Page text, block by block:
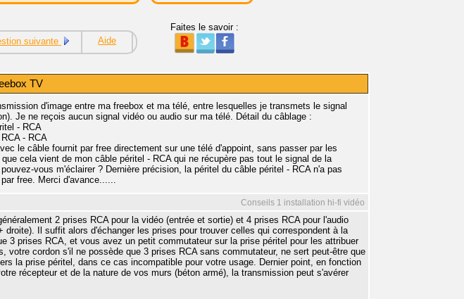
suivante Aide
Faites le savoir :
TV
d'image entre ma freebox et ma télé, entre lesquelles je transmets le signal
Je ne reçois aucun signal vidéo ou audio sur ma télé. Détail du câblage :
- RCA
- RCA
le câble fournit par free directement sur une télé d'appoint, sans passer par les
cela vient de mon câble péritel - RCA qui ne récupère pas tout le signal de la
vous m'éclairer ? Dernière précision, la péritel du câble péritel - RCA n'a pas
free. Merci d'avance......
Conseils 1 installation hi-fi vidéo
2 prises RCA pour la vidéo (entrée et sortie) et 4 prises RCA pour l'audio
droite). Il suffit alors d'échanger les prises pour trouver celles qui correspondent à la
3 prises RCA, et vous avez un petit commutateur sur la prise péritel pour les attribuer
votre cordon s'il ne possède que 3 prises RCA sans commutateur, ne sert peut-être que
la prise péritel, dans ce cas incompatible pour votre usage. Dernier point, en fonction
récepteur et de la nature de vos murs (béton armé), la transmission peut s'avérer